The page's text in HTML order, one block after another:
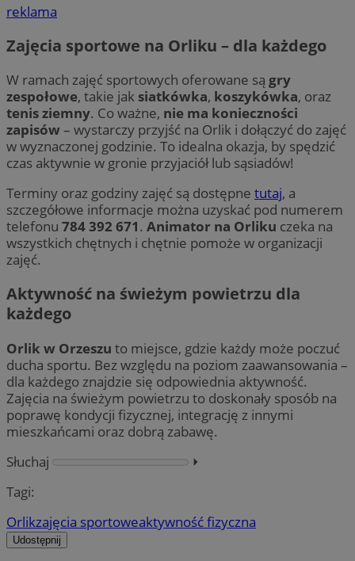
reklama
Zajęcia sportowe na Orliku – dla każdego
W ramach zajęć sportowych oferowane są gry
zespołowe, takie jak siatkówka, koszykówka, oraz
tenis ziemny. Co ważne, nie ma konieczności
zapisów – wystarczy przyjść na Orlik i dołączyć do zajęć
w wyznaczonej godzinie. To idealna okazja, by spędzić
czas aktywnie w gronie przyjaciół lub sąsiadów!
Terminy oraz godziny zajęć są dostępne tutaj, a
szczegółowe informacje można uzyskać pod numerem
telefonu 784 392 671. Animator na Orliku czeka na
wszystkich chętnych i chętnie pomoże w organizacji
zajęć.
Aktywność na świeżym powietrzu dla
każdego
Orlik w Orzeszu to miejsce, gdzie każdy może poczuć
ducha sportu. Bez względu na poziom zaawansowania –
dla każdego znajdzie się odpowiednia aktywność.
Zajęcia na świeżym powietrzu to doskonały sposób na
poprawę kondycji fizycznej, integrację z innymi
mieszkańcami oraz dobrą zabawę.
Słuchaj
⏵︎
Tagi:
Orlikzajęcia sportoweaktywność fizyczna
Udostępnij